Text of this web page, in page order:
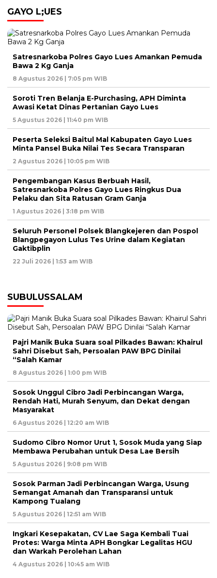
GAYO L;UES
Satresnarkoba Polres Gayo Lues Amankan Pemuda
Bawa 2 Kg Ganja
8 Agustus 2026 | 7:05 pm WIB
Soroti Tren Belanja E-Purchasing, APH Diminta
Awasi Ketat Dinas Pertanian Gayo Lues
5 Agustus 2026 | 11:40 pm WIB
Peserta Seleksi Baitul Mal Kabupaten Gayo Lues
Minta Pansel Buka Nilai Tes Secara Transparan
2 Agustus 2026 | 10:05 pm WIB
Pengembangan Kasus Berbuah Hasil,
Satresnarkoba Polres Gayo Lues Ringkus Dua
Pelaku dan Sita Ratusan Gram Ganja
1 Agustus 2026 | 3:18 pm WIB
Seluruh Personel Polsek Blangkejeren dan Pospol
Blangpegayon Lulus Tes Urine dalam Kegiatan
Gaktibplin
22 Juli 2026 | 1:53 am WIB
SUBULUSSALAM
Pajri Manik Buka Suara soal Pilkades Bawan: Khairul
Sahri Disebut Sah, Persoalan PAW BPG Dinilai
“Salah Kamar
8 Agustus 2026 | 1:00 pm WIB
Sosok Unggul Cibro Jadi Perbincangan Warga,
Rendah Hati, Murah Senyum, dan Dekat dengan
Masyarakat
6 Agustus 2026 | 12:20 am WIB
Sudomo Cibro Nomor Urut 1, Sosok Muda yang Siap
Membawa Perubahan untuk Desa Lae Bersih
5 Agustus 2026 | 9:08 pm WIB
Sosok Parman Jadi Perbincangan Warga, Usung
Semangat Amanah dan Transparansi untuk
Kampong Tualang
5 Agustus 2026 | 12:51 am WIB
Ingkari Kesepakatan, CV Lae Saga Kembali Tuai
Protes: Warga Minta APH Bongkar Legalitas HGU
dan Warkah Perolehan Lahan
4 Agustus 2026 | 10:45 am WIB